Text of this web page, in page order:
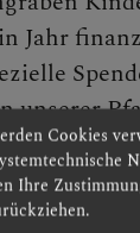
Jahr
unserer
Cookies
Ihre